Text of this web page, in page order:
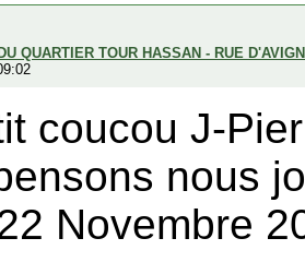
QUARTIER TOUR HASSAN - RUE
coucou J-
nous
Novembre